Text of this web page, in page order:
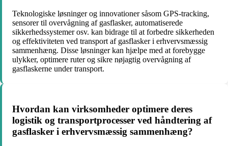
Teknologiske løsninger og innovationer såsom GPS-tracking,
sensorer til overvågning af gasflasker, automatiserede
sikkerhedssystemer osv. kan bidrage til at forbedre sikkerheden
og effektiviteten ved transport af gasflasker i erhvervsmæssig
sammenhæng. Disse løsninger kan hjælpe med at forebygge
ulykker, optimere ruter og sikre nøjagtig overvågning af
gasflaskerne under transport.
Hvordan kan virksomheder optimere deres
logistik og transportprocesser ved håndtering af
gasflasker i erhvervsmæssig sammenhæng?